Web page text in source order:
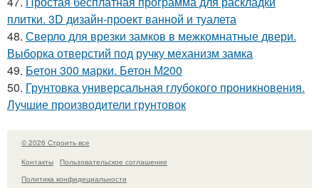
плитки. 3D дизайн-проект ванной и туалета
48. Сверло для врезки замков в межкомнатные двери.
Выборка отверстий под ручку механизм замка
49. Бетон 300 марки. Бетон М200
50. Грунтовка универсальная глубокого проникновения.
Лучшие производители грунтовок
© 2026 Строить все
Контакты
Пользовательское соглашение
Политика конфидециальности